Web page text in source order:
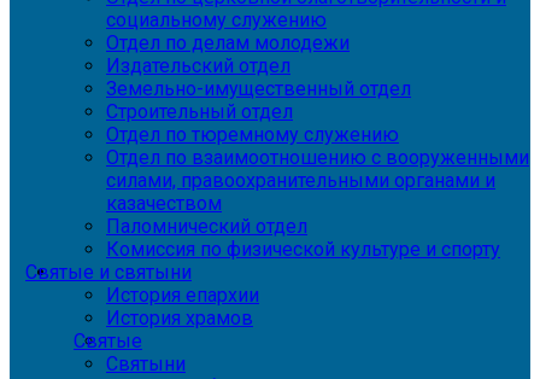
социальному служению
Отдел по делам молодежи
Издательский отдел
Земельно-имущественный отдел
Строительный отдел
Отдел по тюремному служению
Отдел по взаимоотношению с вооруженными
силами, правоохранительными органами и
казачеством
Паломнический отдел
Комиссия по физической культуре и спорту
Святые и святыни
История епархии
История храмов
Святые
Святыни